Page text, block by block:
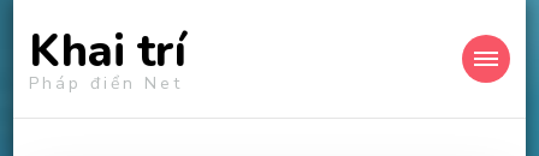
Khai trí
Pháp điển Net